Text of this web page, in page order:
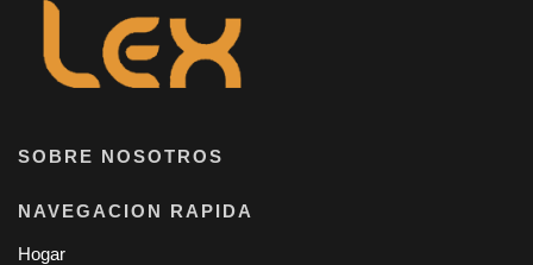
SOBRE NOSOTROS
NAVEGACION RAPIDA
Hogar